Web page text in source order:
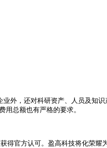
外，还对科研资产、人员及知
用总额也有严格的要求。
官方认可。盈高科技将化荣